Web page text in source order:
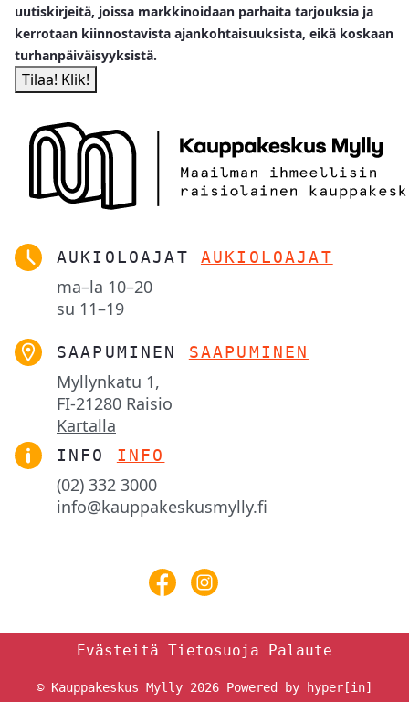
uutiskirjeitä, joissa markkinoidaan parhaita tarjouksia ja
kerrotaan kiinnostavista ajankohtaisuuksista, eikä koskaan
turhanpäiväisyyksistä.
AUKIOLOAJAT AUKIOLOAJAT
ma–la 10–20
su 11–19
SAAPUMINEN SAAPUMINEN
Myllynkatu 1,
FI-21280 Raisio
Kartalla
INFO INFO
(02) 332 3000
info@kauppakeskusmylly.fi
Evästeitä Tietosuoja Palaute
© Kauppakeskus Mylly 2026 Powered by hyper[in]